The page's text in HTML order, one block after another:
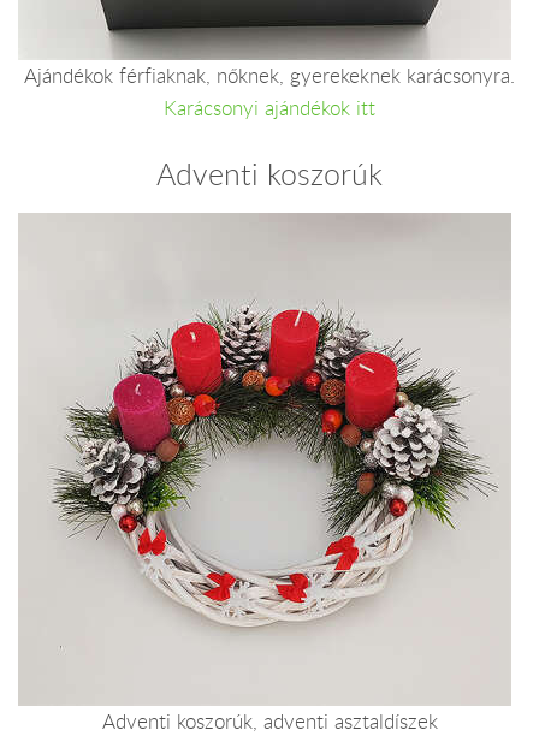
Ajándékok férfiaknak, nőknek, gyerekeknek karácsonyra.
Karácsonyi ajándékok itt
Adventi koszorúk
Adventi koszorúk, adventi asztaldíszek